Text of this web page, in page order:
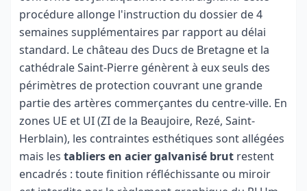
procédure allonge l'instruction du dossier de 4
semaines supplémentaires par rapport au délai
standard. Le château des Ducs de Bretagne et la
cathédrale Saint-Pierre génèrent à eux seuls des
périmètres de protection couvrant une grande
partie des artères commerçantes du centre-ville. En
zones UE et UI (ZI de la Beaujoire, Rezé, Saint-
Herblain), les contraintes esthétiques sont allégées
mais les tabliers en acier galvanisé brut restent
encadrés : toute finition réfléchissante ou miroir